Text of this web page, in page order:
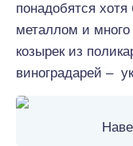
понадобятся
металлом и
козырек из
виноградарей –